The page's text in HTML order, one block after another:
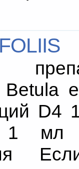
Betula
D4
мл